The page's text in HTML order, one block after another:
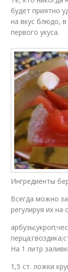
будет приятно
на вкус блюдо,
первого укуса.
Ингредиенты
Всегда можно
регулируя их на
На 1 литр
1,5 ст. ложки